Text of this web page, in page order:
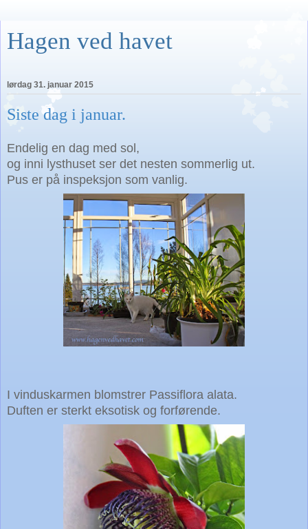
Hagen ved havet
lørdag 31. januar 2015
Siste dag i januar.
Endelig en dag med sol,
og inni lysthuset ser det nesten sommerlig ut.
Pus er på inspeksjon som vanlig.
I vinduskarmen blomstrer Passiflora alata.
Duften er sterkt eksotisk og forførende.